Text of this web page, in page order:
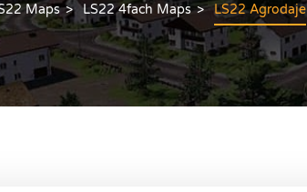
Maps LS22 4fach Maps LS22 Agrodaje